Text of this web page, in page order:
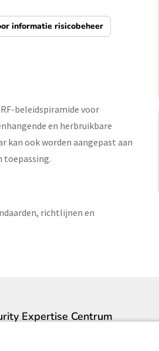
informatie risicobeheer
beleidspiramide voor
en herbruikbare
kan ook worden aangepast aan
toepassing.
richtlijnen en
Expertise Centrum